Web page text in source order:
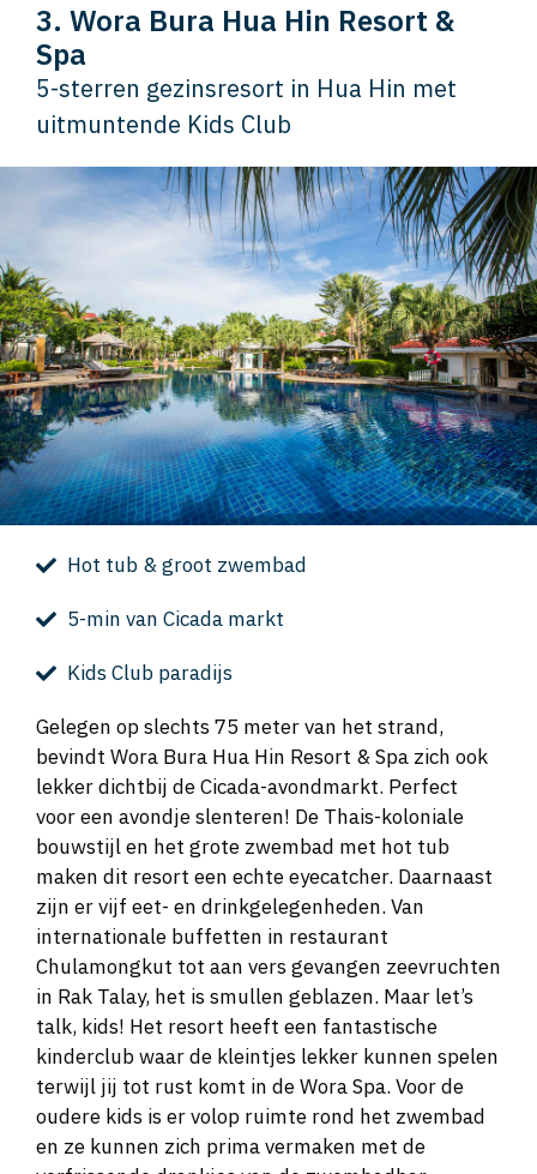
3. Wora Bura Hua Hin Resort &
Spa
5-sterren gezinsresort in Hua Hin met
uitmuntende Kids Club
Hot tub & groot zwembad
5-min van Cicada markt
Kids Club paradijs
Gelegen op slechts 75 meter van het strand,
bevindt Wora Bura Hua Hin Resort & Spa zich ook
lekker dichtbij de Cicada-avondmarkt. Perfect
voor een avondje slenteren! De Thais-koloniale
bouwstijl en het grote zwembad met hot tub
maken dit resort een echte eyecatcher. Daarnaast
zijn er vijf eet- en drinkgelegenheden. Van
internationale buffetten in restaurant
Chulamongkut tot aan vers gevangen zeevruchten
in Rak Talay, het is smullen geblazen. Maar let’s
talk, kids! Het resort heeft een fantastische
kinderclub waar de kleintjes lekker kunnen spelen
terwijl jij tot rust komt in de Wora Spa. Voor de
oudere kids is er volop ruimte rond het zwembad
en ze kunnen zich prima vermaken met de